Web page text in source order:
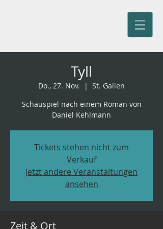
Tyll
Do., 27. Nov.
  |
St. Gallen
Schauspiel nach einem Roman von
Daniel Kehlmann
Tickets stehen nicht zum
Verkauf
Jetzt andere Veranstaltungen
ansehen
Zeit & Ort